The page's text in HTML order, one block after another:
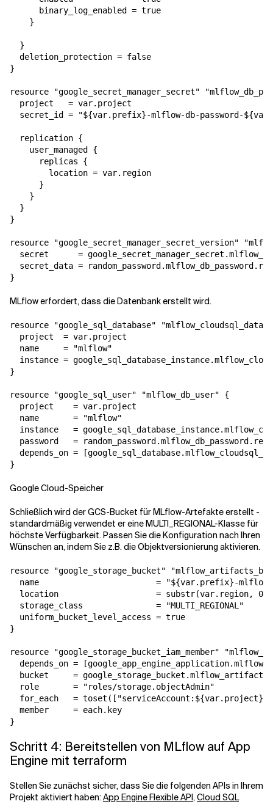
      binary_log_enabled = true
    }
  }
  deletion_protection = false
}
resource "google_secret_manager_secret"
  project   = var.project
secret_id = "${var.prefix}-mlflow-db-password-
  replication {
    user_managed {
      replicas {
        location = var.region
      }
    }
  }
}
resource "google_secret_manager_secret_version"
secret      =
secret_data =
}
MLflow erfordert, dass die Datenbank erstellt wird.
resource "google_sql_database"
  project  = var.project
  name     = "mlflow"
instance =
}
resource "google_sql_user" "mlflow_db_user" {
  project    = var.project
  name       = "mlflow"
instance   =
password   =
depends_on =
}
Google Cloud-Speicher
Schließlich wird der GCS-Bucket für MLflow-Artefakte erstellt -
standardmäßig verwendet er eine MULTI_REGIONAL-Klasse für
höchste Verfügbarkeit. Passen Sie die Konfiguration nach Ihren
Wünschen an, indem Sie z.B. die Objektversionierung aktivieren.
resource "google_storage_bucket"
name                        = "${var.prefix}-
location                    = substr(var.region, 0,
  storage_class               = "MULTI_REGIONAL"
  uniform_bucket_level_access = true
}
resource "google_storage_bucket_iam_member"
depends_on =
bucket     =
  role       = "roles/storage.objectAdmin"
for_each   =
  member     = each.key
}
Schritt 4: Bereitstellen von MLflow auf App
Engine mit terraform
Stellen Sie zunächst sicher, dass Sie die folgenden APIs in Ihrem
Projekt aktiviert haben:App Engine Flexible API,Cloud SQL